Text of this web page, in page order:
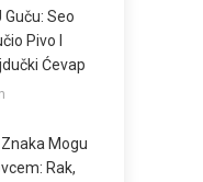
Seo
Pivo I
Ćevap
Mogu
Rak,